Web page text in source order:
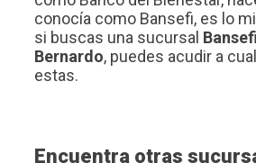
conocía como Bansefi, es lo
si buscas una sucursal
Bernardo, puedes acudir a
estas.
Encuentra otras